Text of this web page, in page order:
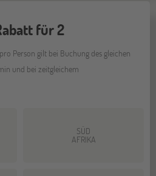
für 2
Person gilt bei Buchung des gleichen
und bei zeitgleichem
SÜD
AFRIKA